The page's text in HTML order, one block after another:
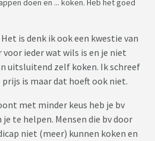
doen en ... koken. Heb het goed
is denk ik ook een kwestie van
ieder wat wils is en je niet
uitsluitend zelf koken. Ik schreef
is maar dat hoeft ook niet.
met minder keus heb je bv
te helpen. Mensen die bv door
niet (meer) kunnen koken en